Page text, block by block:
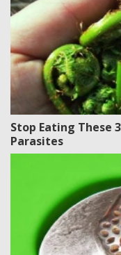
Stop Eating These
Parasites